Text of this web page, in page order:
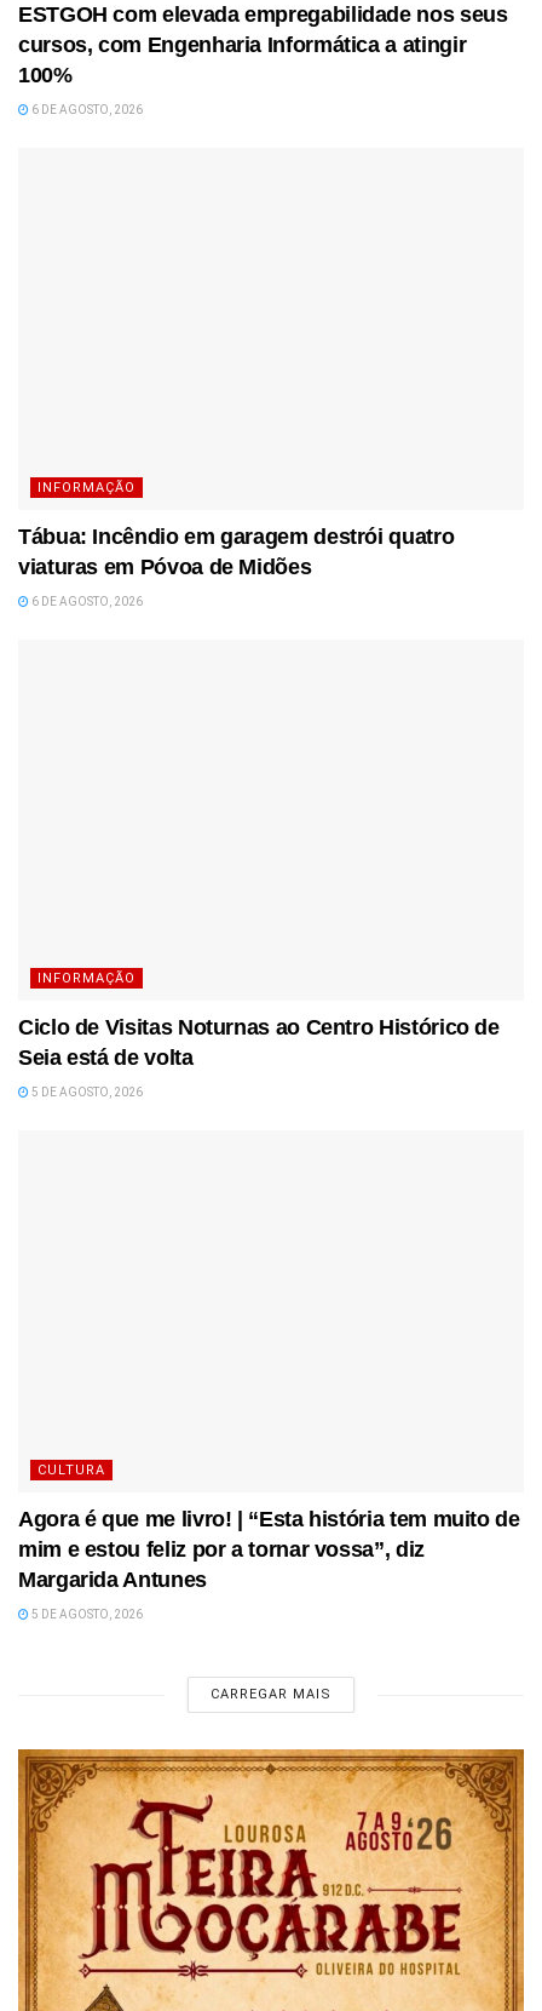
ESTGOH com elevada empregabilidade nos seus
cursos, com Engenharia Informática a atingir
100%
6 DE AGOSTO, 2026
INFORMAÇÃO
Tábua: Incêndio em garagem destrói quatro
viaturas em Póvoa de Midões
6 DE AGOSTO, 2026
INFORMAÇÃO
Ciclo de Visitas Noturnas ao Centro Histórico de
Seia está de volta
5 DE AGOSTO, 2026
CULTURA
Agora é que me livro! | “Esta história tem muito de
mim e estou feliz por a tornar vossa”, diz
Margarida Antunes
5 DE AGOSTO, 2026
CARREGAR MAIS